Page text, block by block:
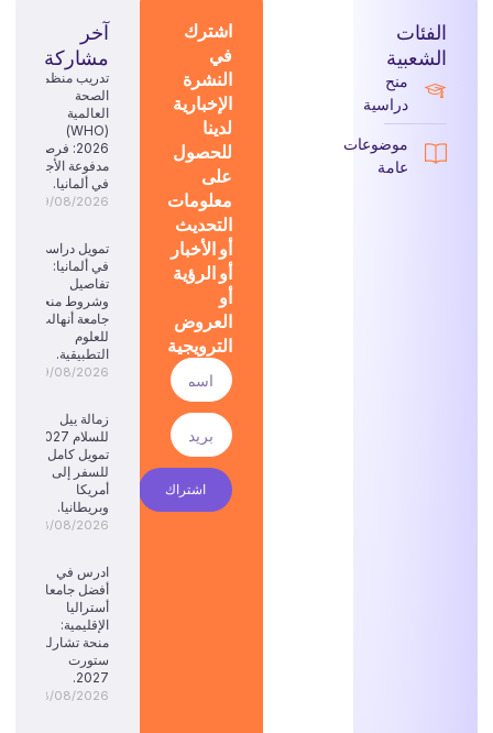
الفئات
الشعبية
منح
دراسية
موضوعات
عامة
اشترك
في
النشرة
الإخبارية
لدينا
للحصول
على
معلومات
التحديث
أو الأخبار
أو الرؤية
أو
العروض
الترويجية
اشتراك
آخر
مشاركة
تدريب منظمة
الصحة
العالمية
(WHO)
2026: فرصة
مدفوعة الأجر
في ألمانيا.
09/08/2026
تمويل دراسي
في ألمانيا:
تفاصيل
وشروط منحة
جامعة أنهالت
للعلوم
التطبيقية.
09/08/2026
زمالة ييل
تمويل كامل
للسفر إلى
أمريكا
وبريطانيا.
08/08/2026
ادرس في
أفضل جامعات
أستراليا
الإقليمية:
منحة تشارلز
ستورت
2027.
08/08/2026